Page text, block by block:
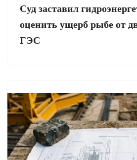
Суд заставил
оценить ущерб рыбе от
ГЭС